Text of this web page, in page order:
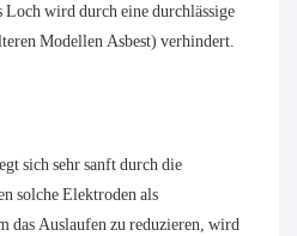
wird durch eine durchlässige
Modellen Asbest) verhindert.
sich sehr sanft durch die
solche Elektroden als
das Auslaufen zu reduzieren, wird